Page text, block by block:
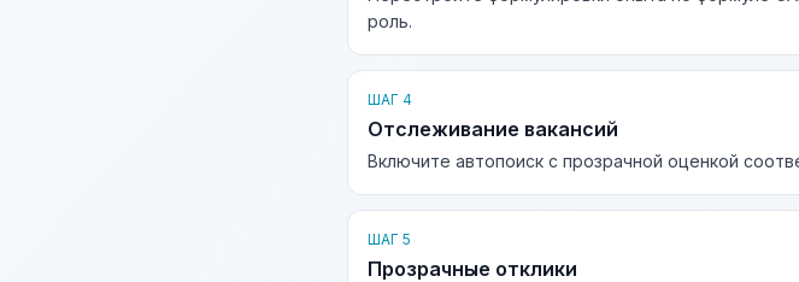
роль.
ШАГ 4
Отслеживание вакансий
Включите автопоиск с прозрачной оценкой
ШАГ 5
Прозрачные отклики